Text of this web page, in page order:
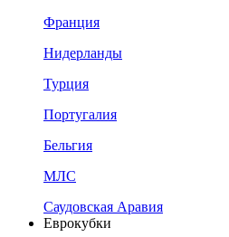
Франция
Нидерланды
Турция
Португалия
Бельгия
МЛС
Саудовская Аравия
Еврокубки